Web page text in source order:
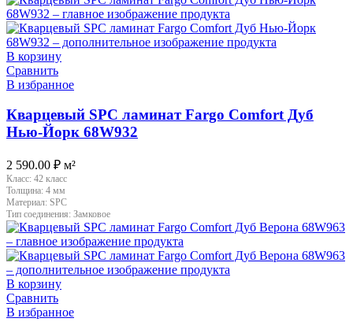
В корзину
Сравнить
В избранное
Кварцевый SPC ламинат Fargo Comfort Дуб
Нью-Йорк 68W932
2 590.00 ₽ м²
Класс: 42 класс
Толщина: 4 мм
Материал: SPC
Тип соединения: Замковое
В корзину
Сравнить
В избранное